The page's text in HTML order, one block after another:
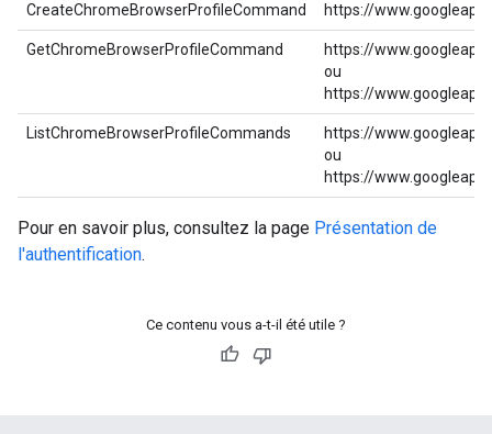
CreateChromeBrowserProfileCommand https://
GetChromeBrowserProfileCommand
https://
ou
https://
ListChromeBrowserProfileCommands
https://
ou
https://
Pour en savoir plus, consultez la page Présentation de
l'authentification.
Ce contenu vous a-t-il été utile ?